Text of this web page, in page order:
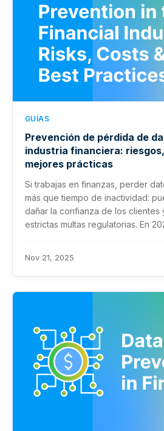
GUÍAS
Prevención de pérdida de
industria financiera:
mejores prácticas
Si trabajas en finanzas, perder
más que tiempo de inactividad:
dañar la confianza de los clientes
estrictas multas regulatorias. En
Nov 21, 2025